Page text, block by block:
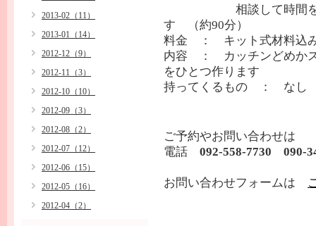
相談して時間を
す （約90分）
料金 ： キット式材料込
内容 ： カッチンどめか
をひとつ作ります
持ってくるもの ： なし
ご予約やお問い合わせは
電話 092-558-7730 090-
お問い合わせフォームは
2013-02（11）
2013-01（14）
2012-12（9）
2012-11（3）
2012-10（10）
2012-09（3）
2012-08（2）
2012-07（12）
2012-06（15）
2012-05（16）
2012-04（2）